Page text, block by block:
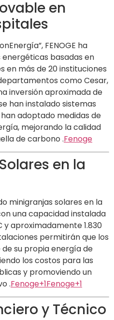
en
FENOGE ha
basadas en
en más de 20 instituciones
como Cesar,
inversión aproximada de
han instalado sistemas
adoptado medidas de
mejorando la calidad
de carbono .​Fenoge
en la
minigranjas solares en la
una capacidad instalada
aproximadamente 1.830
permitirán que los
su propia energía de
los costos para las
y promoviendo un
.​Fenoge+1Fenoge+1
y Técnico